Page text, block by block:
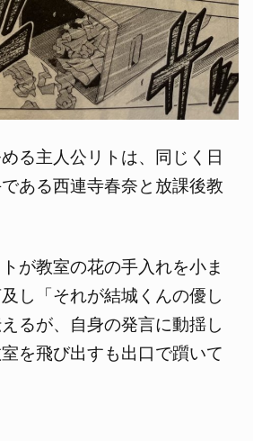
る主人公リトは、同じく日
ある西連寺春奈と放課後教
が教室の花の手入れを小ま
し「それが結城くんの優し
るが、自身の発言に動揺し
を飛び出すも出口で躓いて